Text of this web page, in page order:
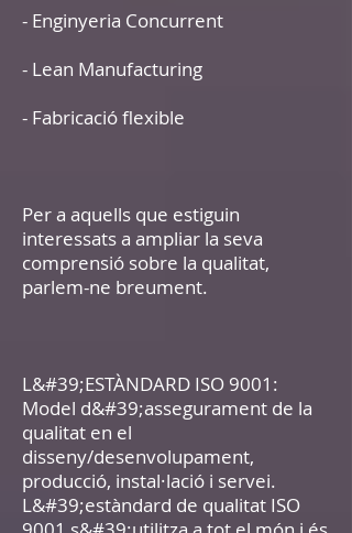
- Enginyeria Concurrent
- Lean Manufacturing
- Fabricació flexible
Per a aquells que estiguin
interessats a ampliar la seva
comprensió sobre la qualitat,
parlem-ne breument.
L&#39;ESTÀNDARD ISO 9001:
Model d&#39;assegurament de la
qualitat en el
disseny/desenvolupament,
producció, instal·lació i servei.
L&#39;estàndard de qualitat ISO